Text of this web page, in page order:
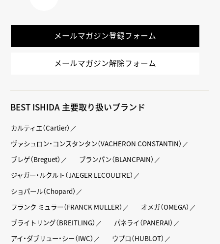
メールマガジン登録フォーム
メールマガジン解除フォーム
BEST ISHIDA 主要取り扱いブランド
カルティエ（Cartier）
ヴァシュロン・コンスタンタン（VACHERON CONSTANTIN）
ブレゲ（Breguet）
ブランパン（BLANCPAIN）
ジャガー・ルクルト（JAEGER LECOULTRE）
ショパール（Chopard）
フランク ミュラー（FRANCK MULLER）
オメガ（OMEGA）
ブライトリング（BREITLING）
パネライ（PANERAI）
アイ・ダブリュー・シー（IWC）
ウブロ（HUBLOT）